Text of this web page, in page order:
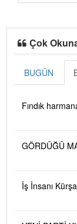
Çok
BUGÜN
Fındık
GÖRDÜĞÜ
İş İnsanı